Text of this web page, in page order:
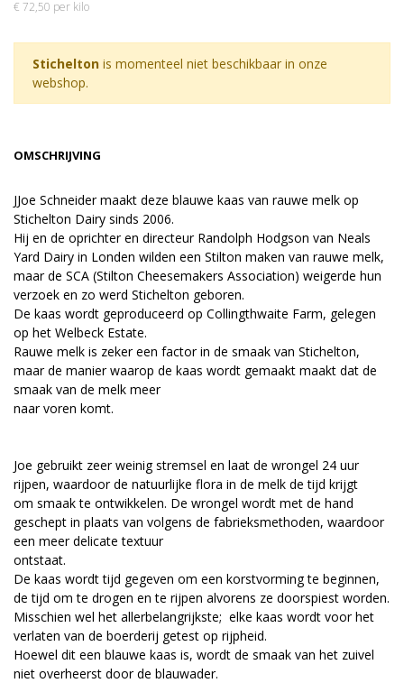
OMSCHRIJVING
JJoe Schneider maakt deze blauwe kaas van rauwe melk op
Stichelton Dairy sinds 2006.
Hij en de oprichter en directeur Randolph Hodgson van Neals
Yard Dairy in Londen wilden een Stilton maken van rauwe melk,
maar de SCA (Stilton Cheesemakers Association) weigerde hun
verzoek en zo werd Stichelton geboren.
De kaas wordt geproduceerd op Collingthwaite Farm, gelegen
op het Welbeck Estate.
Rauwe melk is zeker een factor in de smaak van Stichelton,
maar de manier waarop de kaas wordt gemaakt maakt dat de
smaak van de melk meer
naar voren komt.
Joe gebruikt zeer weinig stremsel en laat de wrongel 24 uur
rijpen, waardoor de natuurlijke flora in de melk de tijd krijgt
om smaak te ontwikkelen. De wrongel wordt met de hand
geschept in plaats van volgens de fabrieksmethoden, waardoor
een meer delicate textuur
ontstaat.
De kaas wordt tijd gegeven om een korstvorming te beginnen,
de tijd om te drogen en te rijpen alvorens ze doorspiest worden.
Misschien wel het allerbelangrijkste; elke kaas wordt voor het
verlaten van de boerderij getest op rijpheid.
Hoewel dit een blauwe kaas is, wordt de smaak van het zuivel
niet overheerst door de blauwader.
€ 72,50 per kilo
Stichelton is momenteel niet beschikbaar in onze
webshop.